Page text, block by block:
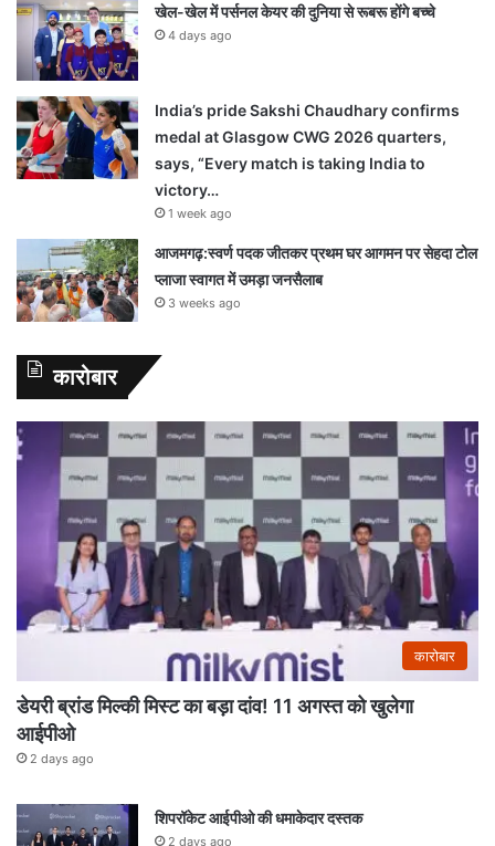
खेल-खेल में पर्सनल केयर की दुनिया से रूबरू होंगे बच्चे
4 days ago
India’s pride Sakshi Chaudhary confirms
medal at Glasgow CWG 2026 quarters,
says, “Every match is taking India to
victory…
1 week ago
आजमगढ़:स्वर्ण पदक जीतकर प्रथम घर आगमन पर सेहदा टोल
प्लाजा स्वागत में उमड़ा जनसैलाब
3 weeks ago
कारोबार
कारोबार
डेयरी ब्रांड मिल्की मिस्ट का बड़ा दांव! 11 अगस्त को खुलेगा
आईपीओ
2 days ago
शिपरॉकेट आईपीओ की धमाकेदार दस्तक
2 days ago